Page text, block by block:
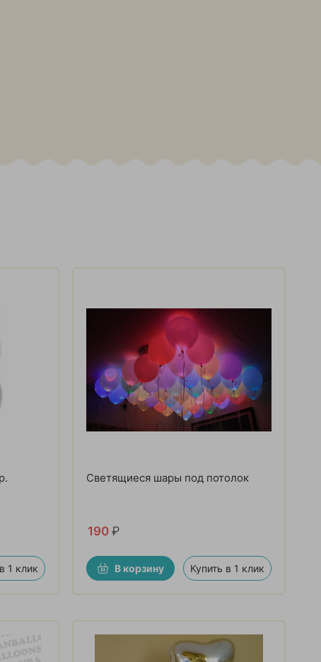
1 клик
Светящиеся шары под потолок
190 ₽
В корзину Купить в 1 клик